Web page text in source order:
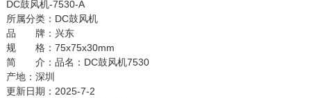
DC鼓风机-7530-A
所属分类： DC鼓风机
品 牌： 兴东
规 格： 75x75x30mm
简 介： 品名：DC鼓风机7530
产地：深圳
更新日期： 2025-7-2